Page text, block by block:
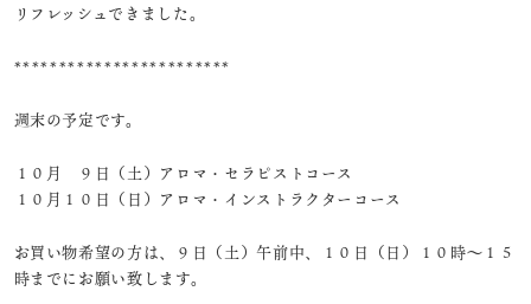
リフレッシュできました。
************************
週末の予定です。
１０月 ９日（土）アロマ・セラピストコース
１０月１０日（日）アロマ・インストラクターコース
お買い物希望の方は、９日（土）午前中、１０日（日）１０時～１５
時までにお願い致します。